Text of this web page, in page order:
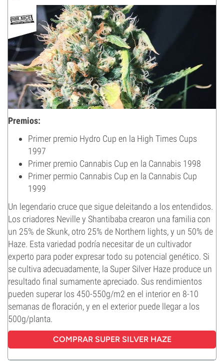
Premios:
Primer premio Hydro Cup en la High Times Cups
1997
Primer premio Cannabis Cup en la Cannabis 1998
Primer permio Cannabis Cup en la Cannabis Cup
1999
Un legendario cruce que sigue deleitando a los entendidos.
Los criadores Neville y Shantibaba crearon una familia con
un 25% de Skunk, otro 25% de Northern lights, y un 50% de
Haze. Esta variedad podría necesitar de un cultivador
experto para poder expresar todo su potencial genético. Si
se cultiva adecuadamente, la Super Silver Haze produce un
resultado final sumamente apreciado. Sus rendimientos
pueden superar los 450-550g/m2 en el interior en 8-10
semanas de floración, y en el exterior puede llegar a los
500g/planta.
COMPRAR SUPER SILVER HAZE